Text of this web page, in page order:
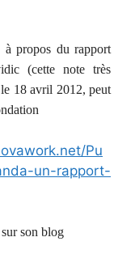
propos du rapport
(cette note très
le 18 avril 2012, peut
Pu
un-rapport-
son blog